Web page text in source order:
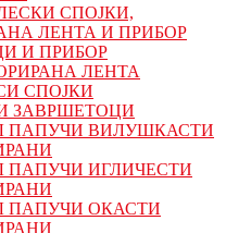
СПОЈКИ,
ЛЕНТА И ПРИБОР
И ПРИБОР
ЛЕНТА
СПОЈКИ
ЗАВРШЕТОЦИ
ПАПУЧИ ВИЛУШКАСТИ
ПАПУЧИ ИГЛИЧЕСТИ
ПАПУЧИ ОКАСТИ